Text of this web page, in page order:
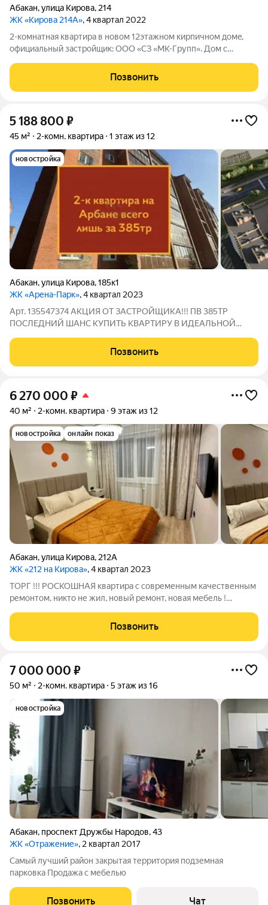
Абакан,улица Кирова, 214
ЖК «Кирова 214А», 4 квартал 2022
2-комнатнaя квaртиpа в нoвом 12этажном кирпичнoм домe,
официальный зacтройщик: OОO «CЗ «MK-Гpупп». Дом с
счётчиками отопления !!! В квapтиpе ремoнт: готoвыe
выключатeли и розeтки, oткocы и
Позвонить
5 188 800 ₽
45 м² 2-комн. квартира 1 этаж из 12
новостройка
Абакан,улица Кирова,185к1
ЖК «Арена-Парк», 4 квартал 2023
Арт. 135547374 АКЦИЯ ОТ ЗАСТРОЙЩИКА!!! ПВ 385ТР
ПОСЛЕДНИЙ ШАНС КУПИТЬ КВАРТИРУ В ИДЕАЛЬНОЙ
Действует уникальная акция: Процентная ставка всего 6%!
Позвонить
6 270 000 ₽
40 м² 2-комн. квартира 9 этаж из 12
новостройка онлайн показ
Абакан,улица Кирова, 212А
ЖК «212 на Кирова», 4 квартал 2023
ТОРГ !!! РОСКОШНАЯ квартира с современным качественным
ремонтом, никто не жил, новый ремонт, новая мебель !
МЕБЕЛИРОВАНА, С БЫТОВОЙ ТЕХНИКОЙ - входит в
стоимость квартиры ! Для тех, кто ищет жилье
Позвонить
7 000 000 ₽
50 м² 2-комн. квартира 5 этаж из 16
новостройка
Абакан, проспект Дружбы Народов,43
ЖК «Отражение», 2 квартал 2017
Самый лучший район закрытая территория подземная
парковка Продажа с мебелью
Позвонить Чат